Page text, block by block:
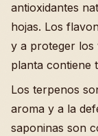
antioxidantes
hojas. Los
y a proteger los
planta contiene
Los terpenos
aroma y a la
saponinas son